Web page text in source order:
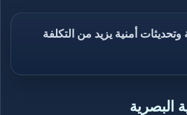
أمنية يزيد من التكلفة
البصرية